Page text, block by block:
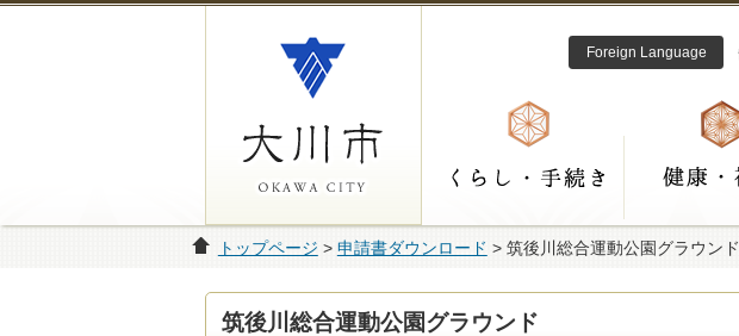
Foreign Language
トップページ > 申請書ダウンロード > 筑後川総合運動公園グラウンド
筑後川総合運動公園グラウンド